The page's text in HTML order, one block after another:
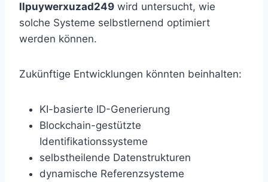
llpuywerxuzad249 wird untersucht, wie
solche Systeme selbstlernend optimiert
werden können.
Zukünftige Entwicklungen könnten beinhalten:
KI-basierte ID-Generierung
Blockchain-gestützte
Identifikationssysteme
selbstheilende Datenstrukturen
dynamische Referenzsysteme